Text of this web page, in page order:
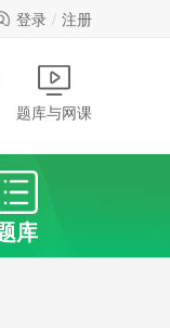
登录 注册
题库与网课
库